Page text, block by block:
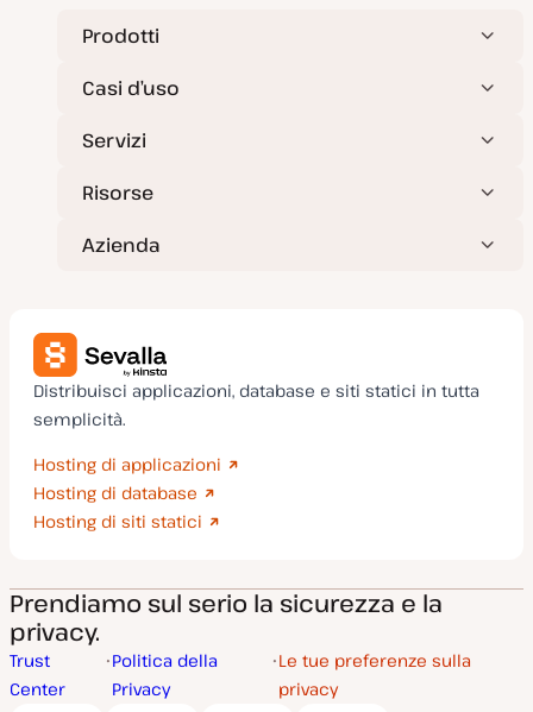
r
n
t
a
Prodotti
Casi d’uso
Servizi
Risorse
Azienda
Distribuisci applicazioni, database e siti statici in tutta
semplicità.
Hosting di applicazioni
Hosting di database
Hosting di siti statici
Prendiamo sul serio la sicurezza e la
privacy.
Trust
Center
Politica della
Privacy
Le tue preferenze sulla
privacy